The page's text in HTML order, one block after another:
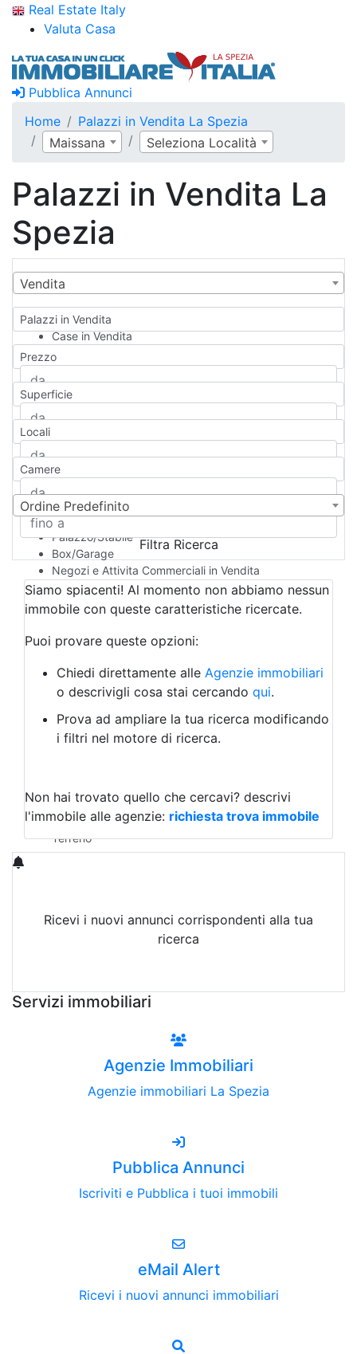
Real Estate Italy
Valuta Casa
Pubblica Annunci
Home
Palazzi in Vendita La Spezia
Maissana
Seleziona Località
Palazzi in Vendita La
Spezia
Vendita
Palazzi in Vendita
Case in Vendita
Qualsiasi
Appartamento
Casa indipendente
Casa Semi-indipendente
Attico/Mansarda
Rustico/Casale
Camera d'Albergo
Multiproprietà
Palazzo/Stabile
Box/Garage
Negozi e Attivita Commerciali in Vendita
Qualsiasi
Attività/Licenza Commerciale
Azienda Agricola
Bar/Ristorante
Albergo
Laboratorio Artigianale
Negozio/locale commerciale
Agriturismo
Magazzini
Qualsiasi
Terreno edificabile
Terreno
Prezzo
Superficie
Locali
Camere
Ordine Predefinito
Filtra Ricerca
Siamo spiacenti! Al momento non abbiamo nessun
immobile con queste caratteristiche ricercate.
Puoi provare queste opzioni:
Chiedi direttamente alle Agenzie immobiliari
o descrivigli cosa stai cercando qui.
Prova ad ampliare la tua ricerca modificando
i filtri nel motore di ricerca.
Non hai trovato quello che cercavi? descrivi
l'immobile alle agenzie: richiesta trova immobile
Ricevi i nuovi annunci corrispondenti alla tua
ricerca
Servizi immobiliari
Agenzie Immobiliari
Agenzie immobiliari La Spezia
Pubblica Annunci
Iscriviti e Pubblica i tuoi immobili
eMail Alert
Ricevi i nuovi annunci immobiliari